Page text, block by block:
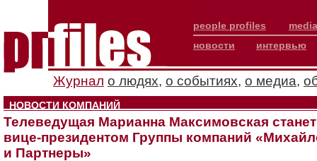
people profiles
новости
интервью
Журнал о людях, о событиях, о медиа,
НОВОСТИ КОМПАНИЙ
Телеведущая Марианна Максимовская станет
вице-президентом Группы компаний
и Партнеры»